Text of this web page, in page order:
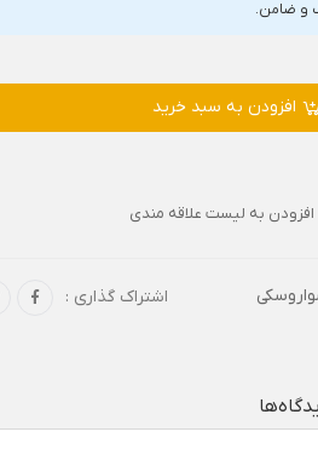
افزودن به سبد خرید
افزودن به لیست علاقه مندی
اشتراک گذاری :